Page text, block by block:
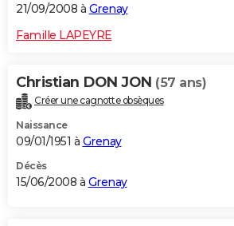
21/09/2008 à Grenay
Famille LAPEYRE
Christian DON JON (57 ans)
Créer une cagnotte obsèques
Naissance
09/01/1951 à Grenay
Décès
15/06/2008 à Grenay